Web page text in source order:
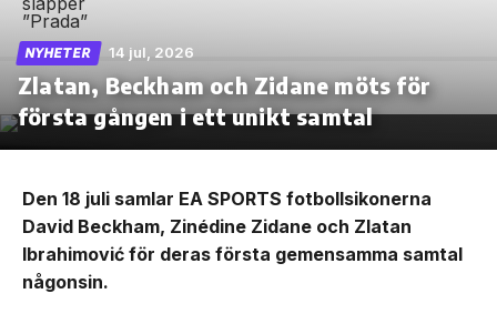
NYHETER 14 jul, 2026
Zlatan, Beckham och Zidane möts för
första gången i ett unikt samtal
Den 18 juli samlar EA SPORTS fotbollsikonerna
David Beckham, Zinédine Zidane och Zlatan
Ibrahimović för deras första gemensamma samtal
någonsin.